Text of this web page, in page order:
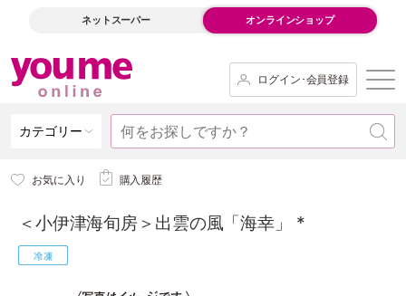
ネットスーパー オンラインショップ
ログイン･会員登録
カテゴリー
お気に入り 購入履歴
＜小伊津海旬房＞出雲の風「海幸」 *